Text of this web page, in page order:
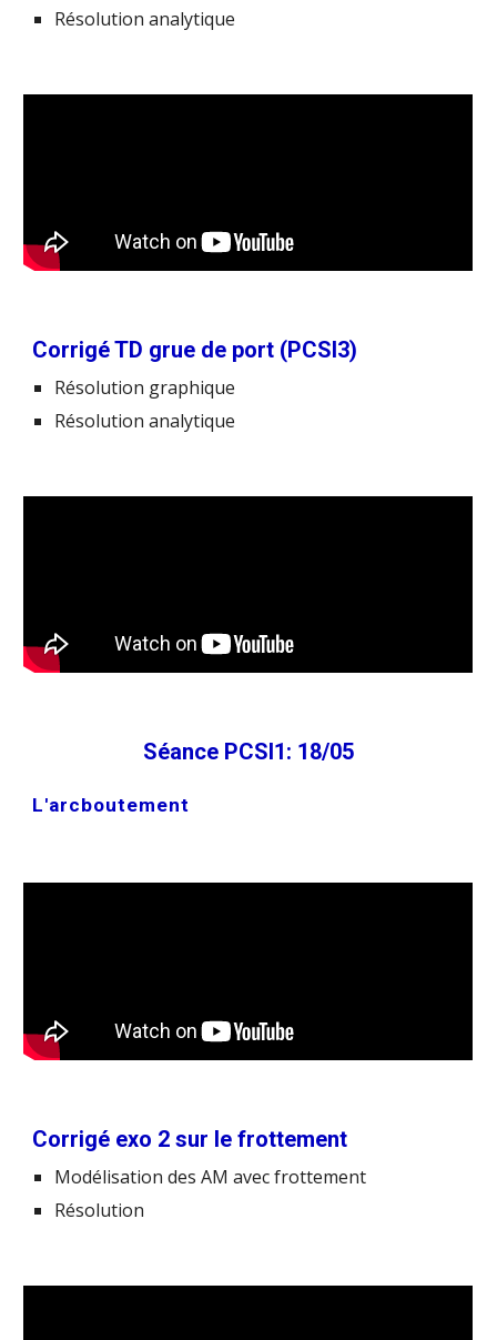
Résolution analytique
Corrigé TD grue de port (PCSI3)
Résolution graphique
Résolution analytique
Séance PCSI1: 18/05
L'arcboutement
Corrigé exo 2 sur le frottement
Modélisation des AM avec frottement
Résolution